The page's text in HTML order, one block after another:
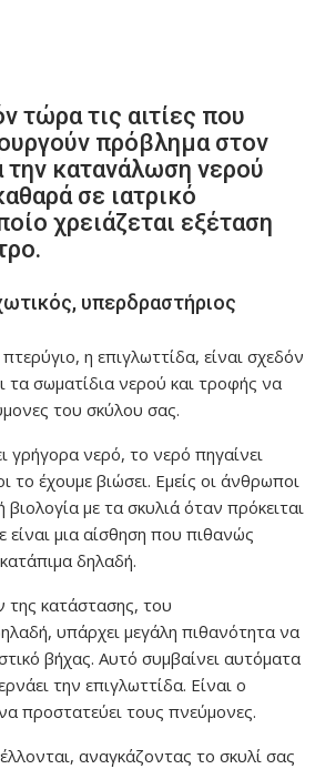
τώρα τις αιτίες που
πρόβλημα στον
την κατανάλωση νερού
σε ιατρικό
χρειάζεται εξέταση
υπερδραστήριος
η επιγλωττίδα, είναι σχεδόν
τα σωματίδια νερού και τροφής να
του σκύλου σας.
γρήγορα νερό, το νερό πηγαίνει
το έχουμε βιώσει. Εμείς οι άνθρωποι
βιολογία με τα σκυλιά όταν πρόκειται
είναι μια αίσθηση που πιθανώς
δηλαδή.
της κατάστασης, του
υπάρχει μεγάλη πιθανότητα να
βήχας. Αυτό συμβαίνει αυτόματα
την επιγλωττίδα. Είναι ο
προστατεύει τους πνεύμονες.
αναγκάζοντας το σκυλί σας